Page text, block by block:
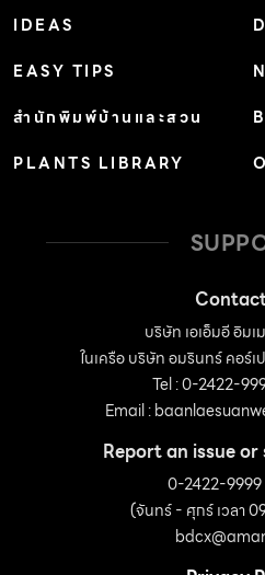
IDEAS
EASY TIPS
สำนักพิมพ์บ้านและสวน
PLANTS LIBRARY
บริษัท เอเอ็มอี อิม
ในเครือ บริษัท อมรินทร์ คอร์
Tel : 0-2422-
Email :
Report an issue
0-2422-
(จันทร์ - ศุกร์ เวลา